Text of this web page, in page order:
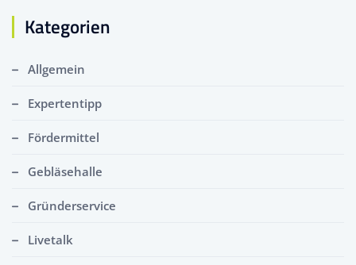
Kategorien
Allgemein
Expertentipp
Fördermittel
Gebläsehalle
Gründerservice
Livetalk